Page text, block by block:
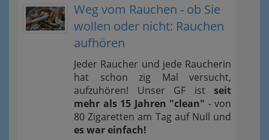
Weg vom Rauchen - ob Sie
wollen oder nicht: Rauchen
aufhören
Jeder Raucher und jede Raucherin
hat schon zig Mal versucht,
aufzuhören! Unser GF ist seit
mehr als 15 Jahren "clean" - von
80 Zigaretten am Tag auf Null und
es war einfach!